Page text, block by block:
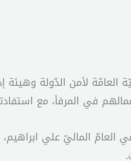
العامّة لأمن الدّولة
في المرفأ، مع